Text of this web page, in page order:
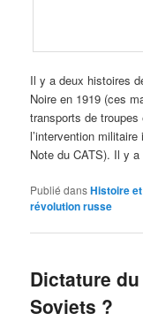
Il y a deux histoires
Noire en 1919 (ces
transports de troupes
l’intervention
Note du CATS). Il y
Publié dansHistoire
révolution russe
Dictature
Soviets ?